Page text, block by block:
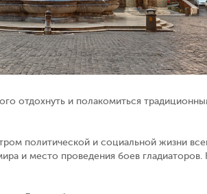
отдохнуть и полакомиться
политической и социальной жизни
и место проведения боев гладиаторов.